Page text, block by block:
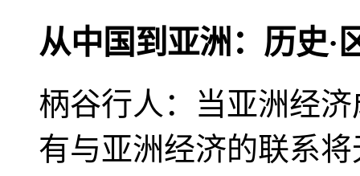
从中国到亚洲：历史·
柄谷行人：当亚洲经
有与亚洲经济的联系